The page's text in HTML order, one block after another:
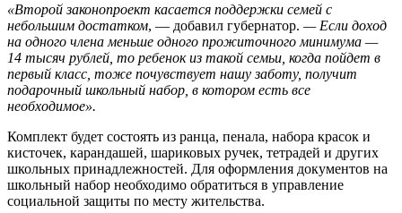
«Второй законопроект касается поддержки семей с
небольшим достатком, — добавил губернатор. — Если доход
на одного члена меньше одного прожиточного минимума —
14 тысяч рублей, то ребенок из такой семьи, когда пойдет в
первый класс, тоже почувствует нашу заботу, получит
подарочный школьный набор, в котором есть все
необходимое».
Комплект будет состоять из ранца, пенала, набора красок и
кисточек, карандашей, шариковых ручек, тетрадей и других
школьных принадлежностей. Для оформления документов на
школьный набор необходимо обратиться в управление
социальной защиты по месту жительства.